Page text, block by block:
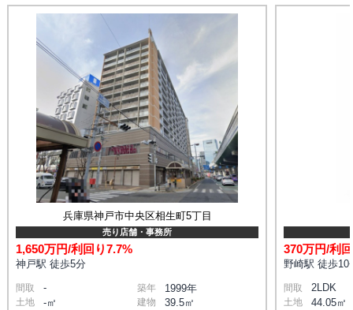
兵庫県神戸市中央区相生町5丁目
売り店舗・事務所
1,650万円/利回り7.7%
神戸駅 徒歩5分
間取 - 築年 1999年
土地 -㎡ 建物 39.5㎡
370万円/利
野崎駅 徒歩10
間取 2LDK
土地 44.05㎡